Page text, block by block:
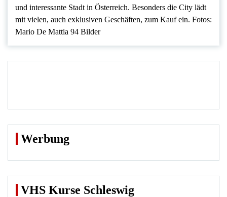
und interessante Stadt in Österreich. Besonders die City lädt
mit vielen, auch exklusiven Geschäften, zum Kauf ein. Fotos:
Mario De Mattia 94 Bilder
Werbung
VHS Kurse Schleswig